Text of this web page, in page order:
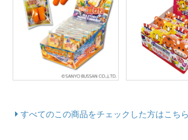
すべてのこの商品をチェックした方はこち